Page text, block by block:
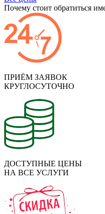
Почему стоит обратиться
ПРИЁМ ЗАЯВОК
КРУГЛОСУТОЧНО
ДОСТУПНЫЕ ЦЕНЫ
НА ВСЕ УСЛУГИ